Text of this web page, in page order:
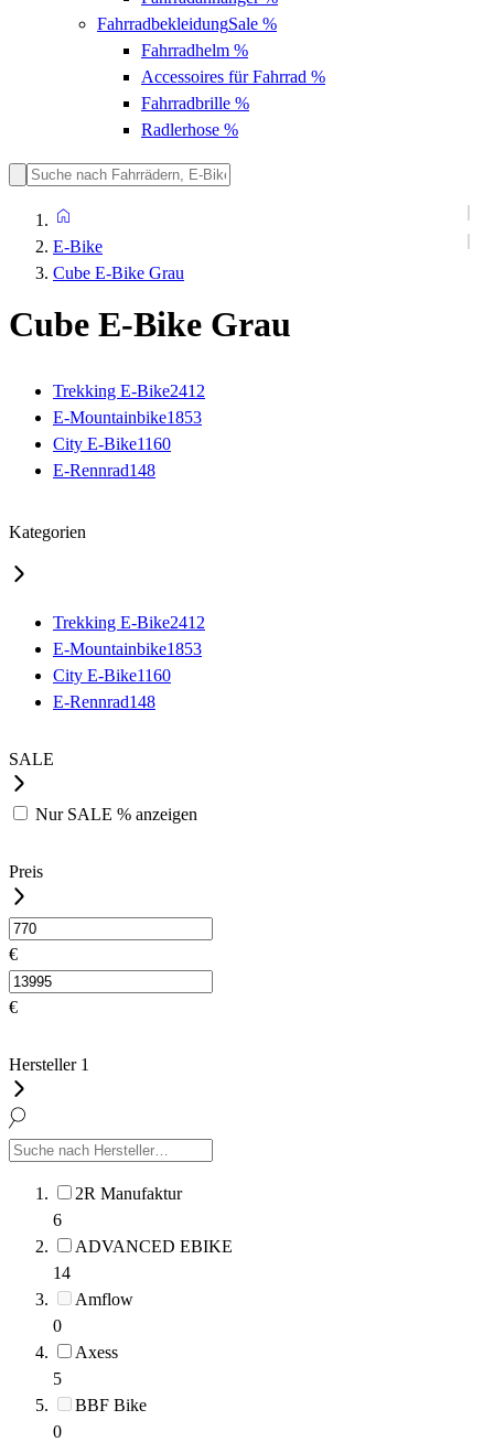
FahrradbekleidungSale %
Fahrradhelm %
Accessoires für Fahrrad %
Fahrradbrille %
Radlerhose %
E-Bike
Cube E-Bike Grau
Cube E-Bike Grau
Trekking E-Bike2412
E-Mountainbike1853
City E-Bike1160
E-Rennrad148
Kategorien
Trekking E-Bike2412
E-Mountainbike1853
City E-Bike1160
E-Rennrad148
SALE
Nur SALE % anzeigen
Preis
€
€
Hersteller 1
2R Manufaktur
6
ADVANCED EBIKE
14
Amflow
0
Axess
5
BBF Bike
0